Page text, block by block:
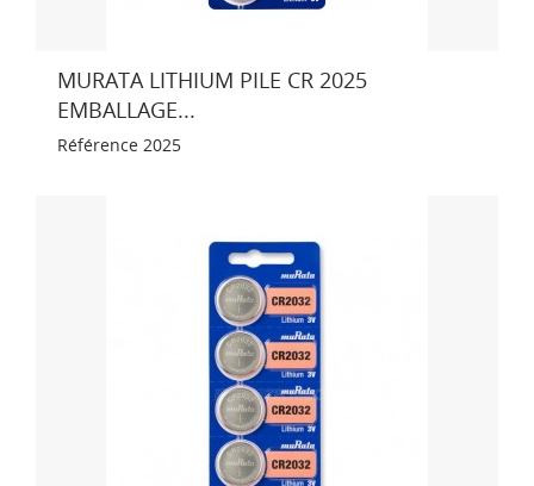
MURATA LITHIUM PILE CR 2025
EMBALLAGE...
Référence 2025